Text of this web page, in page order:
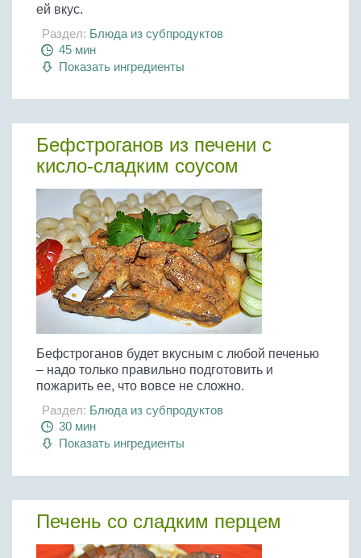
ей вкус.
Раздел: Блюда из субпродуктов
45 мин
Показать ингредиенты
Бефстроганов из печени с
кисло-сладким соусом
Бефстроганов будет вкусным с любой печенью
– надо только правильно подготовить и
пожарить ее, что вовсе не сложно.
Раздел: Блюда из субпродуктов
30 мин
Показать ингредиенты
Печень со сладким перцем